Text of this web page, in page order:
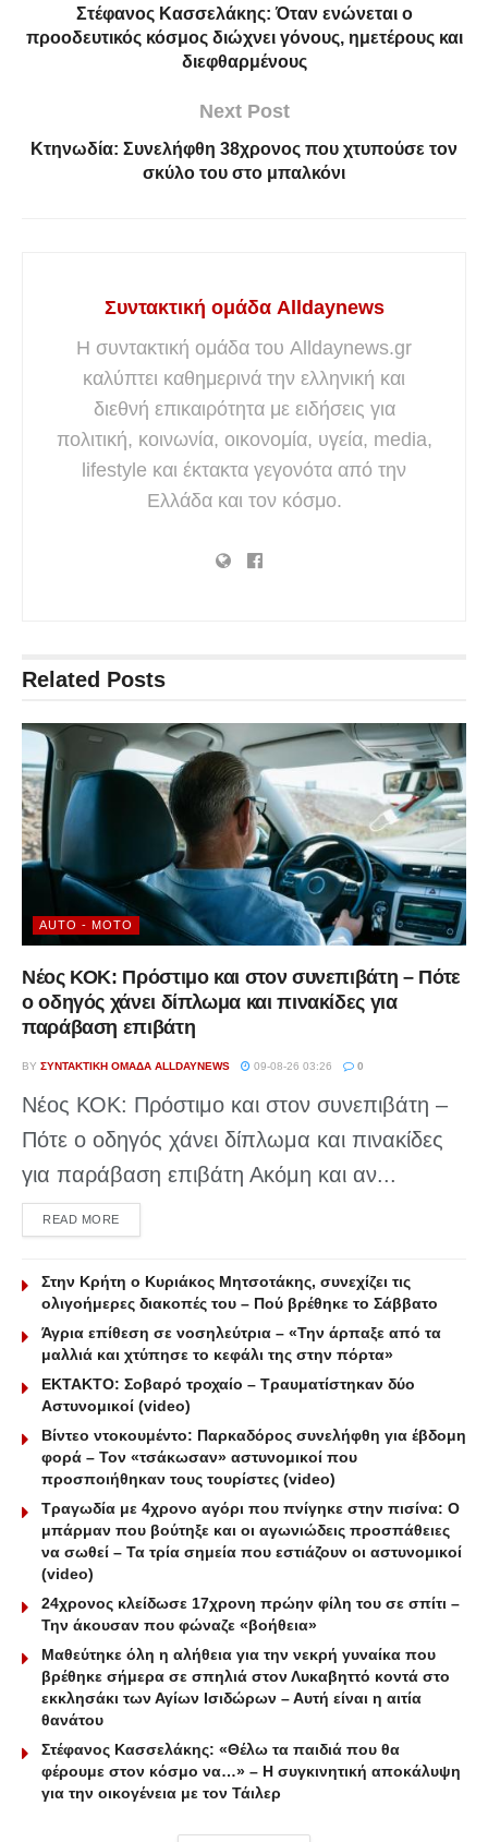
Στέφανος Κασσελάκης: Όταν ενώνεται ο
προοδευτικός κόσμος διώχνει γόνους, ημετέρους και
διεφθαρμένους
Next Post
Κτηνωδία: Συνελήφθη 38χρονος που χτυπούσε τον
σκύλο του στο μπαλκόνι
Συντακτική ομάδα Alldaynews
Η συντακτική ομάδα του Alldaynews.gr
καλύπτει καθημερινά την ελληνική και
διεθνή επικαιρότητα με ειδήσεις για
πολιτική, κοινωνία, οικονομία, υγεία, media,
lifestyle και έκτακτα γεγονότα από την
Ελλάδα και τον κόσμο.
Related Posts
AUTO - MOTO
Νέος ΚΟΚ: Πρόστιμο και στον συνεπιβάτη – Πότε
ο οδηγός χάνει δίπλωμα και πινακίδες για
παράβαση επιβάτη
BY ΣΥΝΤΑΚΤΙΚΉ ΟΜΆΔΑ ALLDAYNEWS 09-08-26 03:26 0
Νέος ΚΟΚ: Πρόστιμο και στον συνεπιβάτη –
Πότε ο οδηγός χάνει δίπλωμα και πινακίδες
για παράβαση επιβάτη Ακόμη και αν...
READ MOREDETAILS
Στην Κρήτη ο Κυριάκος Μητσοτάκης, συνεχίζει τις
ολιγοήμερες διακοπές του – Πού βρέθηκε το Σάββατο
Άγρια επίθεση σε νοσηλεύτρια – «Την άρπαξε από τα
μαλλιά και χτύπησε το κεφάλι της στην πόρτα»
ΕΚΤΑΚΤΟ: Σοβαρό τροχαίο – Τραυματίστηκαν δύο
Αστυνομικοί (video)
Βίντεο ντοκουμέντο: Παρκαδόρος συνελήφθη για έβδομη
φορά – Τον «τσάκωσαν» αστυνομικοί που
προσποιήθηκαν τους τουρίστες (video)
Τραγωδία με 4χρονο αγόρι που πνίγηκε στην πισίνα: O
μπάρμαν που βούτηξε και οι αγωνιώδεις προσπάθειες
να σωθεί – Τα τρία σημεία που εστιάζουν οι αστυνομικοί
(video)
24χρονος κλείδωσε 17χρονη πρώην φίλη του σε σπίτι –
Την άκουσαν που φώναζε «βοήθεια»
Μαθεύτηκε όλη η αλήθεια για την νεκρή γυναίκα που
βρέθηκε σήμερα σε σπηλιά στον Λυκαβηττό κοντά στο
εκκλησάκι των Αγίων Ισιδώρων – Αυτή είναι η αιτία
θανάτου
Στέφανος Κασσελάκης: «Θέλω τα παιδιά που θα
φέρουμε στον κόσμο να…» – Η συγκινητική αποκάλυψη
για την οικογένεια με τον Τάιλερ